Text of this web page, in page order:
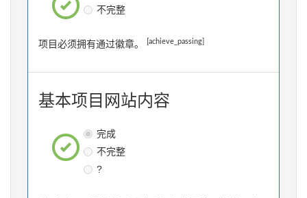
不完整
项目必须拥有通过徽章。 [achieve_passing]
基本项目网站内容
完成
不完整
?